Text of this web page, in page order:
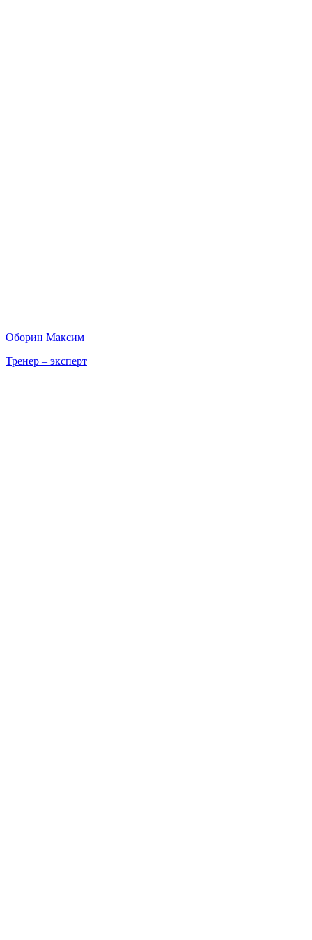
Оборин Максим
Тренер – эксперт